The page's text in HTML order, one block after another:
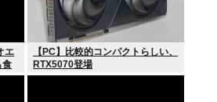
エ
食
不
【PC】比較的コンパクトらしい、
RTX5070登場